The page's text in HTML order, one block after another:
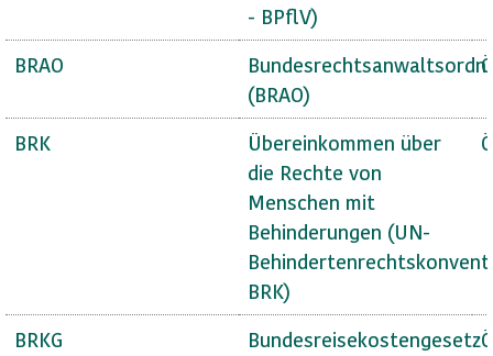
- BPflV)
BRAO
(BRAO)
BRK
Übereinkommen über
die Rechte von
Menschen mit
Behinderungen (UN-
BRK)
BRKG
Bundesreisekostengesetz